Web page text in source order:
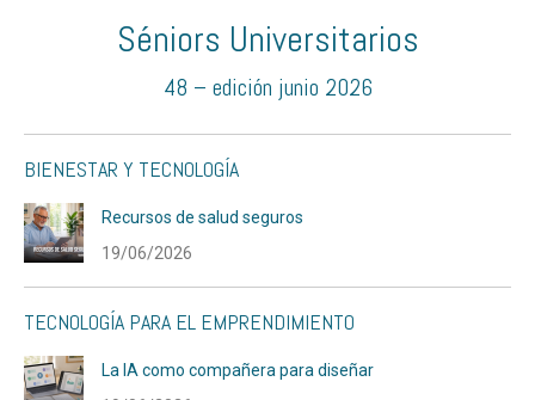
Séniors Universitarios
48 – edición junio 2026
BIENESTAR Y TECNOLOGÍA
Recursos de salud seguros
19/06/2026
TECNOLOGÍA PARA EL EMPRENDIMIENTO
La IA como compañera para diseñar